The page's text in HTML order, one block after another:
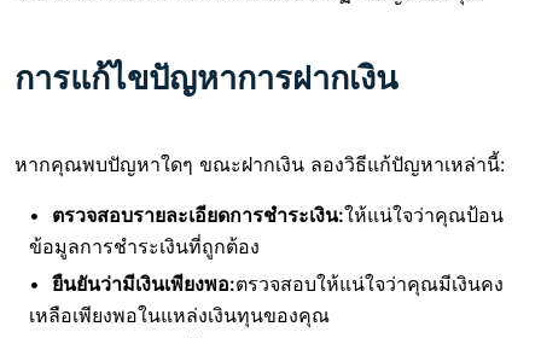
การแก้ไขปัญหาการฝากเงิน
หากคุณพบปัญหาใดๆ ขณะฝากเงิน ลองวิธีแก้ปัญหาเหล่านี้:
ตรวจสอบรายละเอียดการชำระเงิน:ให้แน่ใจว่าคุณป้อน
ข้อมูลการชำระเงินที่ถูกต้อง
ยืนยันว่ามีเงินเพียงพอ:ตรวจสอบให้แน่ใจว่าคุณมีเงินคง
เหลือเพียงพอในแหล่งเงินทุนของคุณ